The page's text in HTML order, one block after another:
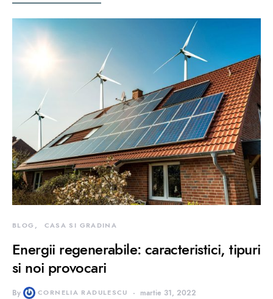
BLOG CASA SI GRADINA
Energii regenerabile: caracteristici, tipuri
si noi provocari
By CORNELIA RADULESCU martie 31, 2022